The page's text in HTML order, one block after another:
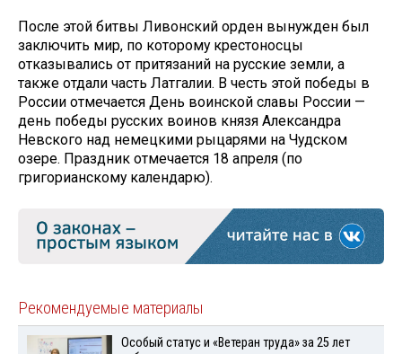
После этой битвы Ливонский орден вынужден был
заключить мир, по которому крестоносцы
отказывались от притязаний на русские земли, а
также отдали часть Латгалии. В честь этой победы в
России отмечается День воинской славы России —
день победы русских воинов князя Александра
Невского над немецкими рыцарями на Чудском
озере. Праздник отмечается 18 апреля (по
григорианскому календарю).
Рекомендуемые материалы
Особый статус и «Ветеран труда» за 25 лет